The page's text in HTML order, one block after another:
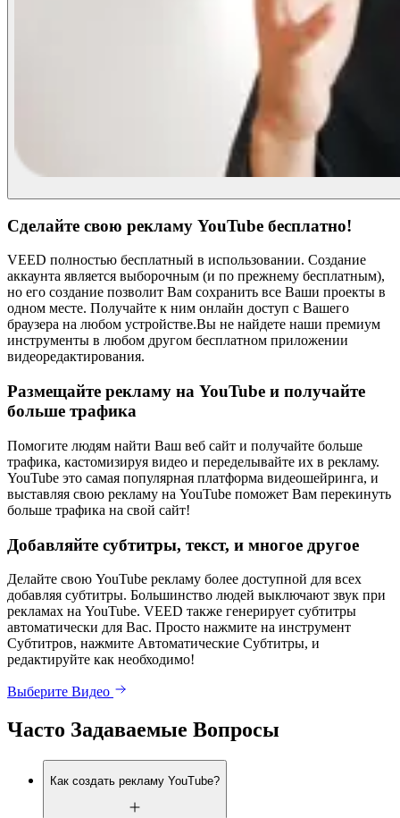
Сделайте свою рекламу YouTube бесплатно!
VEED полностью бесплатный в использовании. Создание
аккаунта является выборочным (и по прежнему бесплатным),
но его создание позволит Вам сохранить все Ваши проекты в
одном месте. Получайте к ним онлайн доступ с Вашего
браузера на любом устройстве.Вы не найдете наши премиум
инструменты в любом другом бесплатном приложении
видеоредактирования.
Размещайте рекламу на YouTube и получайте
больше трафика
Помогите людям найти Ваш веб сайт и получайте больше
трафика, кастомизируя видео и переделывайте их в рекламу.
YouTube это самая популярная платформа видеошейринга, и
выставляя свою рекламу на YouTube поможет Вам перекинуть
больше трафика на свой сайт!
Добавляйте субтитры, текст, и многое другое
Делайте свою YouTube рекламу более доступной для всех
добавляя субтитры. Большинство людей выключают звук при
рекламах на YouTube. VEED также генерирует субтитры
автоматически для Вас. Просто нажмите на инструмент
Субтитров, нажмите Автоматические Субтитры, и
редактируйте как необходимо!
Выберите Видео
Часто Задаваемые Вопросы
Как создать рекламу YouTube?